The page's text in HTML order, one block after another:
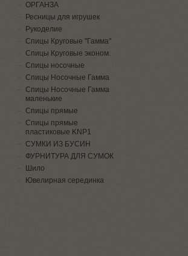
ОРГАНЗА
Ресницы для игрушек
Рукоделие
Спицы Круговые "Гамма"
Спицы Круговые эконом.
Спицы носочные
Спицы Носочные Гамма
Спицы Носочные Гамма
маленькие
Спицы прямые
Спицы прямые
пластиковые KNP1
СУМКИ ИЗ БУСИН
ФУРНИТУРА ДЛЯ СУМОК
Шило
Ювелирная серединка